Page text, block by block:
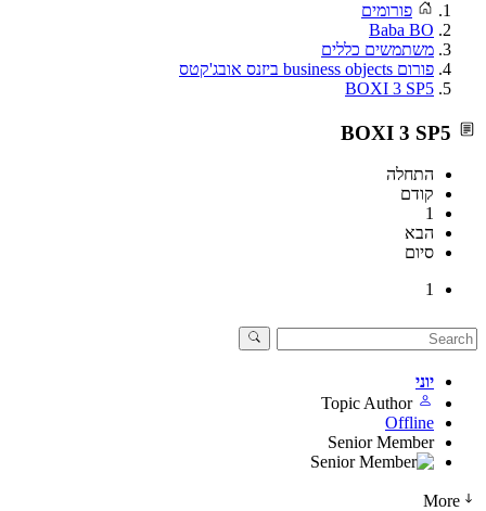
פורומים
Baba BO
משתמשים כללים
פורום business objects ביזנס אובג'קטס
BOXI 3 SP5
התחלה
קודם
1
הבא
סיום
1
יוני
Topic Author
Offline
Senior Member
More